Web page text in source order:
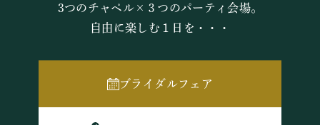
3つのチャペル×３つのパーティ会場。
自由に楽しむ１日を・・・
ブライダルフェア